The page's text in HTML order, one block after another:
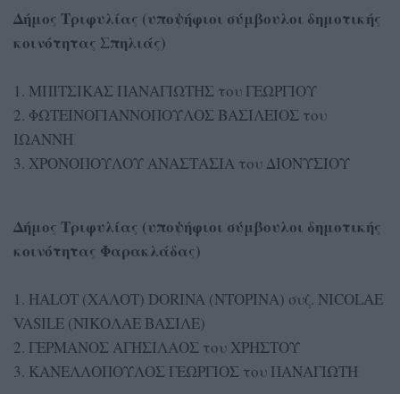
Δήμος Τριφυλίας (υποψήφιοι σύμβουλοι δημοτικής
κοινότητας Σπηλιάς)
1. ΜΠΙΤΣΙΚΑΣ ΠΑΝΑΓΙΩΤΗΣ του ΓΕΩΡΓΙΟΥ
2. ΦΩΤΕΙΝΟΓΙΑΝΝΟΠΟΥΛΟΣ ΒΑΣΙΛΕΙΟΣ του
ΙΩΑΝΝΗ
3. ΧΡΟΝΟΠΟΥΛΟΥ ΑΝΑΣΤΑΣΙΑ του ΔΙΟΝΥΣΙΟΥ
Δήμος Τριφυλίας (υποψήφιοι σύμβουλοι δημοτικής
κοινότητας Φαρακλάδας)
1. HALOT (ΧΑΛΟΤ) DORINA (ΝΤΟΡΙΝΑ) συζ. NICOLAE
VASILE (ΝΙΚΟΛΑΕ ΒΑΣΙΛΕ)
2. ΓΕΡΜΑΝΟΣ ΑΓΗΣΙΛΑΟΣ του ΧΡΗΣΤΟΥ
3. ΚΑΝΕΛΛΟΠΟΥΛΟΣ ΓΕΩΡΓΙΟΣ του ΠΑΝΑΓΙΩΤΗ